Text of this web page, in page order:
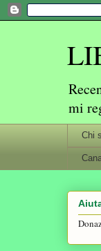
mi
Chi